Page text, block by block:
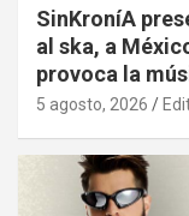
SinKroníA
al ska, a
provoca la
5 agosto, 2026